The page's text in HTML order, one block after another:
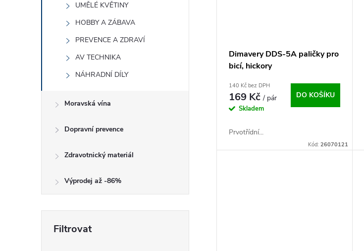
UMĚLÉ KVĚTINY
HOBBY A ZÁBAVA
PREVENCE A ZDRAVÍ
AV TECHNIKA
NÁHRADNÍ DÍLY
Moravská vína
Dopravní prevence
Zdravotnický materiál
Výprodej až -86%
Dimavery DDS-5A paličky pro
bicí, hickory
140 Kč bez DPH
169 Kč/ pár
Skladem
DO KOŠÍKU
Prvotřídní...
Kód:26070121